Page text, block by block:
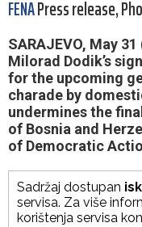
FENAPress release,
SARAJEVO, May
Milorad Dodik’s
for the upcoming
charade by
undermines the
of Bosnia and
of Democratic
Sadržaj dostupan
servisa. Za više
korištenja servisa